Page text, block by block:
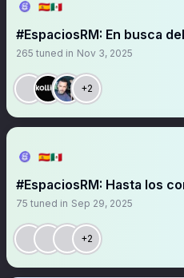
🇪🇦🇲🇽
#EspaciosRM: En busca
265 tuned in Nov 3, 2025
+2
🇪🇦🇲🇽
#EspaciosRM: Hasta los
75 tuned in Sep 29, 2025
+2